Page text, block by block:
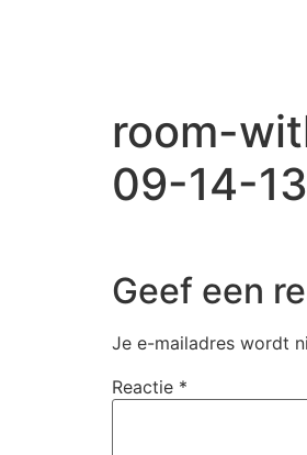
room-
09-14-
Geef een
Je e-mailadres wordt
Reactie *